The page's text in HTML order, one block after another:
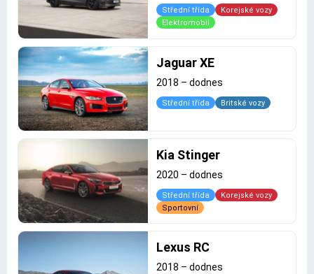
Střední třída
Korejské vozy
Elektromobil
Jaguar XE
2018 – dodnes
Střední třída Britské vozy
Kia Stinger
2020 – dodnes
Střední třída
Korejské vozy
Sportovní
Lexus RC
2018 – dodnes